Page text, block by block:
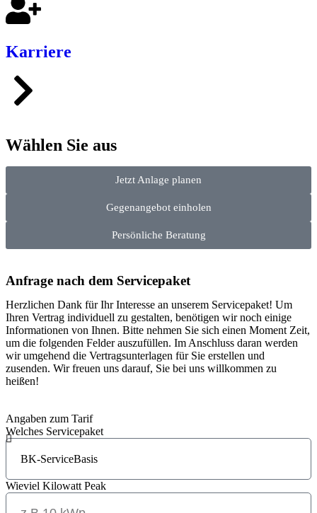
Karriere
Wählen Sie aus
Jetzt Anlage planen
Gegenangebot einholen
Persönliche Beratung
Anfrage nach dem Servicepaket
Herzlichen Dank für Ihr Interesse an unserem Servicepaket! Um
Ihren Vertrag individuell zu gestalten, benötigen wir noch einige
Informationen von Ihnen. Bitte nehmen Sie sich einen Moment Zeit,
um die folgenden Felder auszufüllen. Im Anschluss daran werden
wir umgehend die Vertragsunterlagen für Sie erstellen und
zusenden. Wir freuen uns darauf, Sie bei uns willkommen zu
heißen!
Angaben zum Tarif
Welches Servicepaket
Wieviel Kilowatt Peak